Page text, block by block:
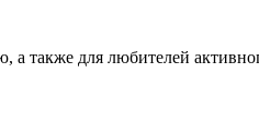
также для любителей